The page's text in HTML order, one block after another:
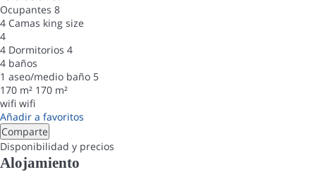
Ocupantes 8
4 Camas king size
4
4 Dormitorios 4
4 baños
1 aseo/medio baño 5
170 m² 170 m²
wifi wifi
Añadir a favoritos
Comparte
Disponibilidad y precios
Alojamiento